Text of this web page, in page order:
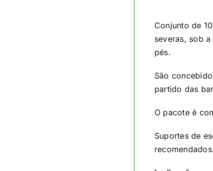
Conjunto de 10
severas, sob
pés.
São
partido das
O pacote é
Suportes de